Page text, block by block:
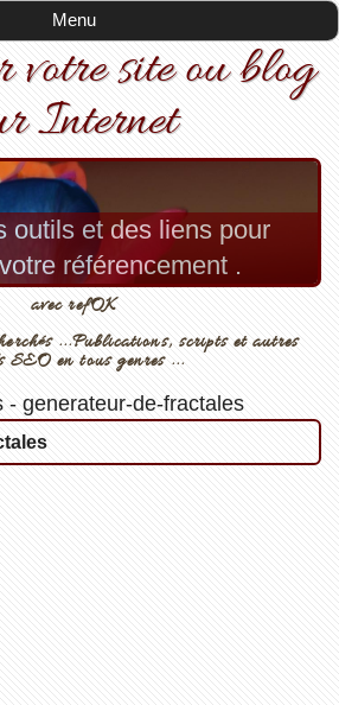
Menu
votre site ou blog
Internet
outils et des liens pour
référencement .
avec refOK
...Publications, scripts et autres
SEO en tous genres ...
- generateur-de-fractales